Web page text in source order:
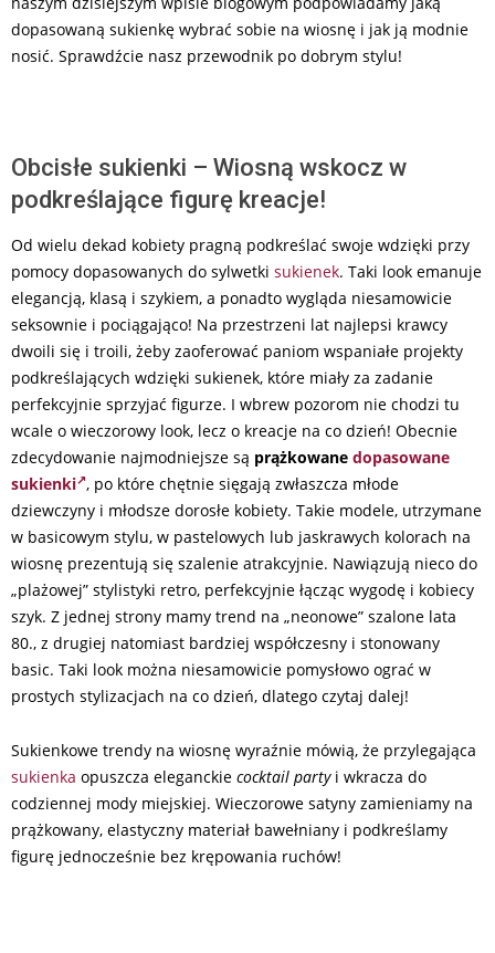
dopasowaną sukienkę wybrać sobie na wiosnę i jak ją modnie
nosić. Sprawdźcie nasz przewodnik po dobrym stylu!
Obcisłe sukienki – Wiosną wskocz w
podkreślające figurę kreacje!
Od wielu dekad kobiety pragną podkreślać swoje wdzięki przy
pomocy dopasowanych do sylwetki sukienek. Taki look emanuje
elegancją, klasą i szykiem, a ponadto wygląda niesamowicie
seksownie i pociągająco! Na przestrzeni lat najlepsi krawcy
dwoili się i troili, żeby zaoferować paniom wspaniałe projekty
podkreślających wdzięki sukienek, które miały za zadanie
perfekcyjnie sprzyjać figurze. I wbrew pozorom nie chodzi tu
wcale o wieczorowy look, lecz o kreacje na co dzień! Obecnie
zdecydowanie najmodniejsze są prążkowane dopasowane
sukienki , po które chętnie sięgają zwłaszcza młode
dziewczyny i młodsze dorosłe kobiety. Takie modele, utrzymane
w basicowym stylu, w pastelowych lub jaskrawych kolorach na
wiosnę prezentują się szalenie atrakcyjnie. Nawiązują nieco do
„plażowej” stylistyki retro, perfekcyjnie łącząc wygodę i kobiecy
szyk. Z jednej strony mamy trend na „neonowe” szalone lata
80., z drugiej natomiast bardziej współczesny i stonowany
basic. Taki look można niesamowicie pomysłowo ograć w
prostych stylizacjach na co dzień, dlatego czytaj dalej!
Sukienkowe trendy na wiosnę wyraźnie mówią, że przylegająca
sukienka opuszcza eleganckie cocktail partyi wkracza do
codziennej mody miejskiej. Wieczorowe satyny zamieniamy na
prążkowany, elastyczny materiał bawełniany i podkreślamy
figurę jednocześnie bez krępowania ruchów!